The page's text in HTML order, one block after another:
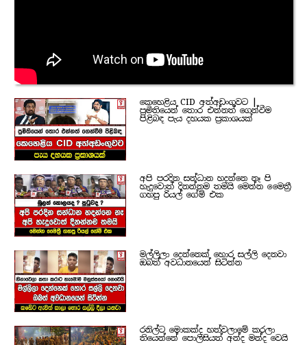
කෙහෙළිය CID අත්අඩංගුවට |
ප්‍රමිතියෙන් තොර එන්නත් ගෙන්වීම
පිළිබඳ පැය දහයක ප්‍රකාශයක්
අපි පරදින සන්ධාන හදන්නෙ නෑ පි
හැදුවොත් දිනන්නම තමයි මෙන්න මෛත්‍රී
ගහපු රියල් ගේම් එක
මල්ලිලා දෙන්නෙක් හොර සල්ලි දෙනවා
ඔබත් අවධානයෙන් සිටින්න
රනිල්ට මොකක්ද හත්වලාමේ කරලා
තියෙන්නේ පොලිසියත් අන්ද මන්ද වෙයි